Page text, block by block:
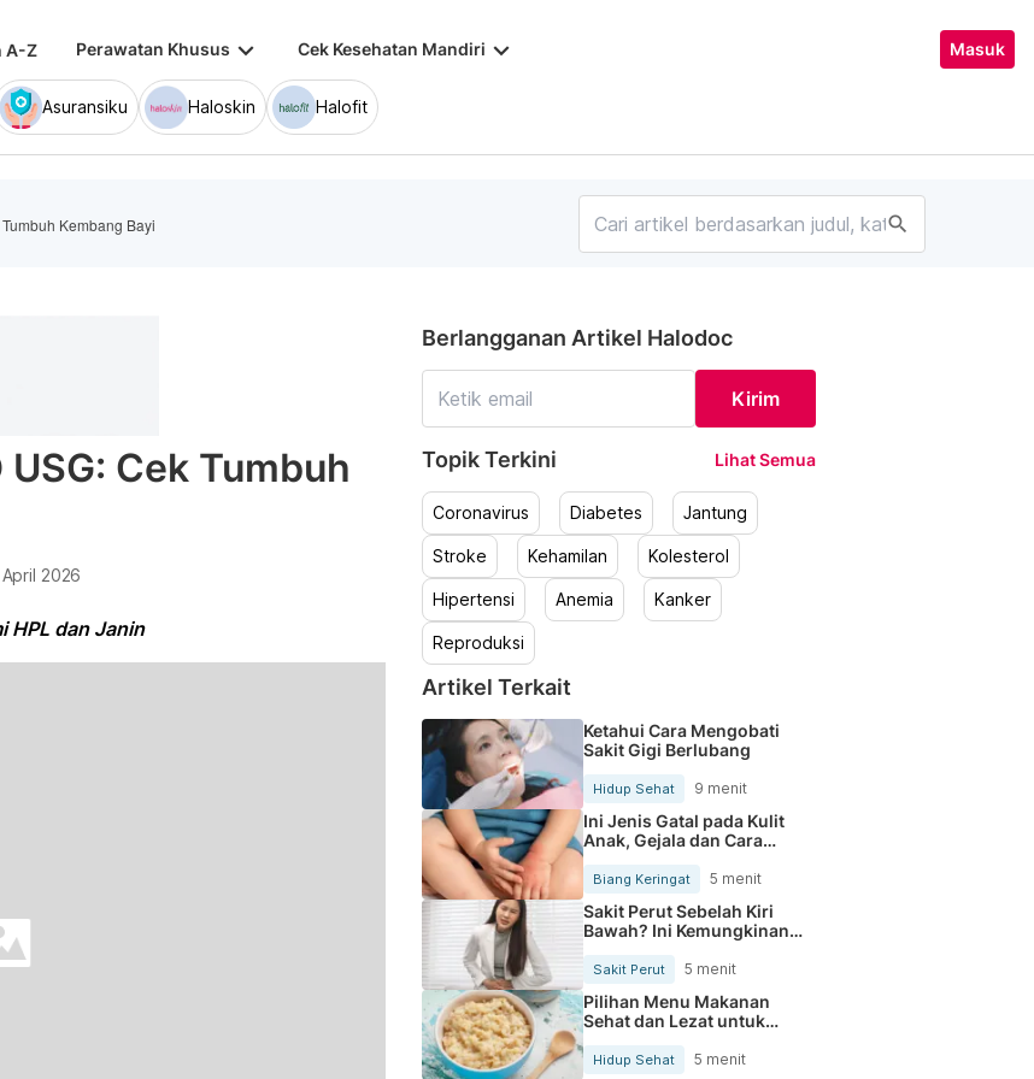
A-Z Perawatan Khusus keyboard_arrow_down Cek Kesehatan Mandiri keyboard_arrow_down Masuk
Asuransiku Haloskin Halofit
Kembang Bayi search
Cek Tumbuh
2026
HPL dan Janin
Berlangganan Artikel Halodoc
Kirim
Topik Terkini Lihat Semua
Coronavirus Diabetes Jantung
Stroke Kehamilan Kolesterol
Hipertensi Anemia Kanker
Reproduksi
Artikel Terkait
Ketahui Cara Mengobati
Sakit Gigi Berlubang
Hidup Sehat 9 menit
Ini Jenis Gatal pada Kulit
Anak, Gejala dan Cara
Mengobatinya
Biang Keringat 5 menit
Sakit Perut Sebelah Kiri
Bawah? Ini Kemungkinan
Sakit Perut 5 menit
Pilihan Menu Makanan
Sehat dan Lezat untuk
Mengurangi Kolesterol
Hidup Sehat 5 menit